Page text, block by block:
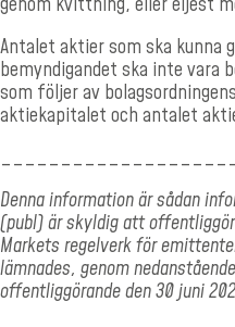
Antalet aktier som ska kunna
bemyndigandet ska inte vara
som följer av
aktiekapitalet och antalet
Denna information är sådan
(publ) är skyldig att
Markets regelverk för
lämnades, genom
offentliggörande den 30 juni